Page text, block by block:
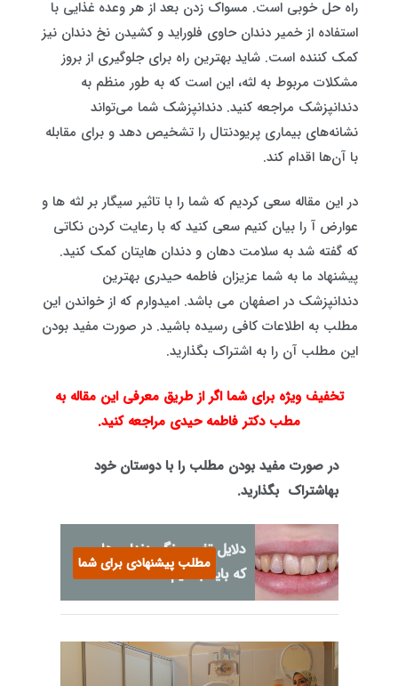
راه حل خوبی است. مسواک زدن بعد از هر وعده غذایی با
استفاده از خمیر دندان حاوی فلوراید و کشیدن نخ دندان نیز
کمک کننده است. شاید بهترین راه برای جلوگیری از بروز
مشکلات مربوط به لثه، این است که به طور منظم به
دندانپزشک مراجعه کنید. دندانپزشک شما می‌تواند
نشانه‌های بیماری پریودنتال را تشخیص دهد و برای مقابله
با آن‌ها اقدام کند.
در این مقاله سعی کردیم که شما را با تاثیر سیگار بر لثه ها و
عوارض آ را بیان کنیم سعی کنید که با رعایت کردن نکاتی
که گفته شد به سلامت دهان و دندان هایتان کمک کنید.
پیشنهاد ما به شما عزیزان فاطمه حیدری بهترین
دندانپزشک در اصفهان می باشد. امیدوارم که از خواندن این
مطلب به اطلاعات کافی رسیده باشید. در صورت مفید بودن
این مطلب آن را به اشتراک بگذارید.
تخفیف ویژه برای شما اگر از طریق معرفی این مقاله به
مطب دکتر فاطمه حیدی مراجعه کنید.
در صورت مفید بودن مطلب را با دوستان خود
بهاشتراک بگذارید.
دلایل تغییر رنگ دندان ها
که باید بدانیم...
مطلب پیشنهادی برای شما